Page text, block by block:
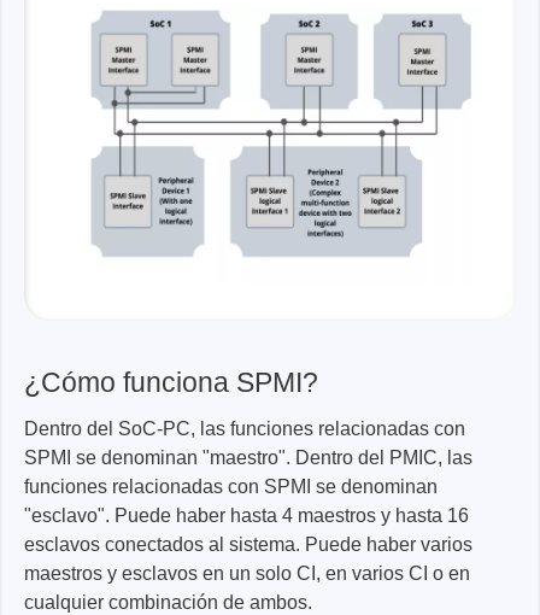
¿Cómo funciona SPMI?
Dentro del SoC-PC, las funciones relacionadas con
SPMI se denominan "maestro". Dentro del PMIC, las
funciones relacionadas con SPMI se denominan
"esclavo". Puede haber hasta 4 maestros y hasta 16
esclavos conectados al sistema. Puede haber varios
maestros y esclavos en un solo CI, en varios CI o en
cualquier combinación de ambos.